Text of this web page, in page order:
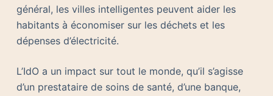
général, les villes intelligentes peuvent aider les
habitants à économiser sur les déchets et les
dépenses d’électricité.
L’IdO a un impact sur tout le monde, qu’il s’agisse
d’un prestataire de soins de santé, d’une banque,